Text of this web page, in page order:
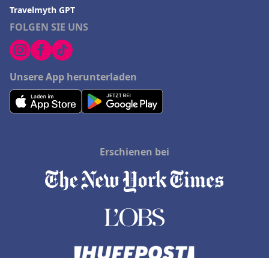
FOLGEN SIE UNS
Unsere App herunterladen
Travelmyth GPT
Erschienen bei